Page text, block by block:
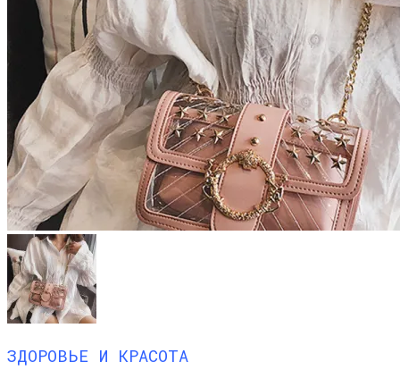
ЗДОРОВЬЕ И КРАСОТА